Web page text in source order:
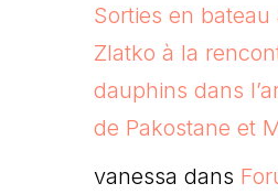
Sorties en bateau
Zlatko à la
dauphins dans
de Pakostane et
vanessa dans